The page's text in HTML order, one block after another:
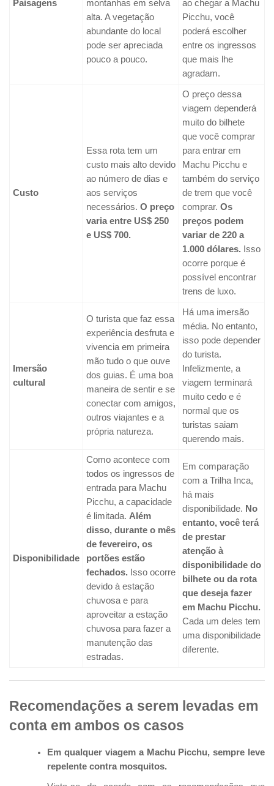
Paisagens
montanhas em selva
alta. A vegetação
abundante do local
pode ser apreciada
pouco a pouco.
ao chegar a Machu
Picchu, você
poderá escolher
entre os ingressos
que mais lhe
agradam.
Custo
Essa rota tem um
custo mais alto devido
ao número de dias e
aos serviços
necessários. O preço
varia entre US$ 250
e US$ 700.
O preço dessa
viagem dependerá
muito do bilhete
que você comprar
para entrar em
Machu Picchu e
também do serviço
de trem que você
comprar. Os
preços podem
variar de 220 a
1.000 dólares. Isso
ocorre porque é
possível encontrar
trens de luxo.
Imersão
cultural
O turista que faz essa
experiência desfruta e
vivencia em primeira
mão tudo o que ouve
dos guias. É uma boa
maneira de sentir e se
conectar com amigos,
outros viajantes e a
própria natureza.
Há uma imersão
média. No entanto,
isso pode depender
do turista.
Infelizmente, a
viagem terminará
muito cedo e é
normal que os
turistas saiam
querendo mais.
Disponibilidade
Como acontece com
todos os ingressos de
entrada para Machu
Picchu, a capacidade
é limitada. Além
disso, durante o mês
de fevereiro, os
portões estão
fechados. Isso ocorre
devido à estação
chuvosa e para
aproveitar a estação
chuvosa para fazer a
manutenção das
estradas.
Em comparação
com a Trilha Inca,
há mais
disponibilidade. No
entanto, você terá
de prestar
atenção à
disponibilidade do
bilhete ou da rota
que deseja fazer
em Machu Picchu.
Cada um deles tem
uma disponibilidade
diferente.
Recomendações a serem levadas em
conta em ambos os casos
Em qualquer viagem a Machu Picchu, sempre leve
repelente contra mosquitos.